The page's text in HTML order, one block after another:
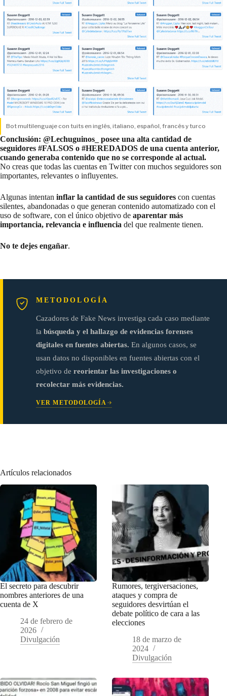
Bot multilenguaje con tuits en inglés, italiano, español, francés y turco
Conclusión: @Lechuguinos_ posee una alta cantidad de
seguidores #FALSOS o #HEREDADOS de una cuenta anterior,
cuando generaba contenido que no se corresponde al actual.
No creas que todas las cuentas en Twitter con muchos seguidores son
importantes, relevantes o influyentes.
Algunas intentan inflar la cantidad de sus seguidores con cuentas
silentes, abandonadas o que generan contenido automatizado con el
uso de software, con el único objetivo de aparentar más
importancia, relevancia e influencia del que realmente tienen.
No te dejes engañar.
METODOLOGÍA
Cazadores de Fake News investiga cada caso mediante
la búsqueda y el hallazgo de evidencias forenses
digitales en fuentes abiertas. En algunos casos, se
usan datos no disponibles en fuentes abiertas con el
objetivo de reorientar las investigaciones o
recolectar más evidencias.
VER METODOLOGÍA
Artículos relacionados
El secreto para descubrir
nombres anteriores de una
cuenta de X
24 de febrero de
2026
Divulgación
Rumores, tergiversaciones,
ataques y compra de
seguidores desvirtúan el
debate político de cara a las
elecciones
18 de marzo de
2024
Divulgación